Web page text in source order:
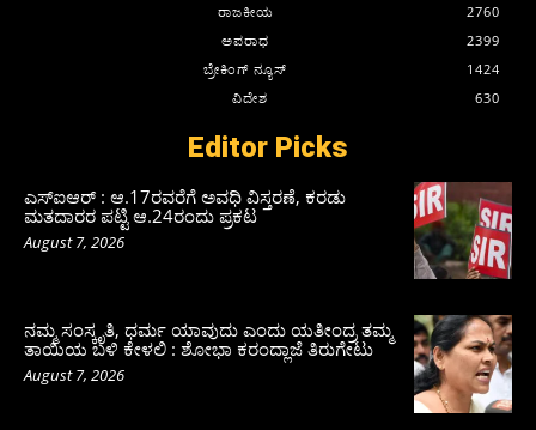
ರಾಜಕೀಯ
2760
ಅಪರಾಧ
2399
ಬ್ರೇಕಿಂಗ್ ನ್ಯೂಸ್
1424
ವಿದೇಶ
630
Editor Picks
ಎಸ್‌ಐಆರ್‌ : ಆ.17ರವರೆಗೆ ಅವಧಿ ವಿಸ್ತರಣೆ, ಕರಡು
ಮತದಾರರ ಪಟ್ಟಿ ಆ.24ರಂದು ಪ್ರಕಟ
August 7, 2026
ನಮ್ಮ ಸಂಸ್ಕೃತಿ, ಧರ್ಮ ಯಾವುದು ಎಂದು ಯತೀಂದ್ರ ತಮ್ಮ
ತಾಯಿಯ ಬಳಿ ಕೇಳಲಿ : ಶೋಭಾ ಕರಂದ್ಲಾಜೆ ತಿರುಗೇಟು
August 7, 2026